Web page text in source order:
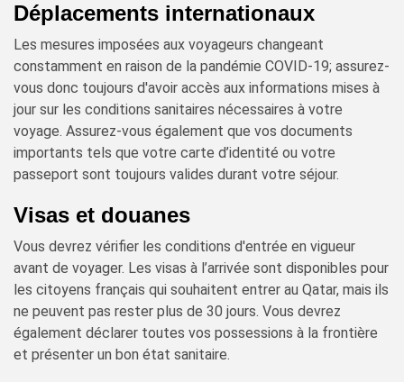
Déplacements internationaux
Les mesures imposées aux voyageurs changeant
constamment en raison de la pandémie COVID-19; assurez-
vous donc toujours d'avoir accès aux informations mises à
jour sur les conditions sanitaires nécessaires à votre
voyage. Assurez-vous également que vos documents
importants tels que votre carte d’identité ou votre
passeport sont toujours valides durant votre séjour.
Visas et douanes
Vous devrez vérifier les conditions d'entrée en vigueur
avant de voyager. Les visas à l’arrivée sont disponibles pour
les citoyens français qui souhaitent entrer au Qatar, mais ils
ne peuvent pas rester plus de 30 jours. Vous devrez
également déclarer toutes vos possessions à la frontière
et présenter un bon état sanitaire.